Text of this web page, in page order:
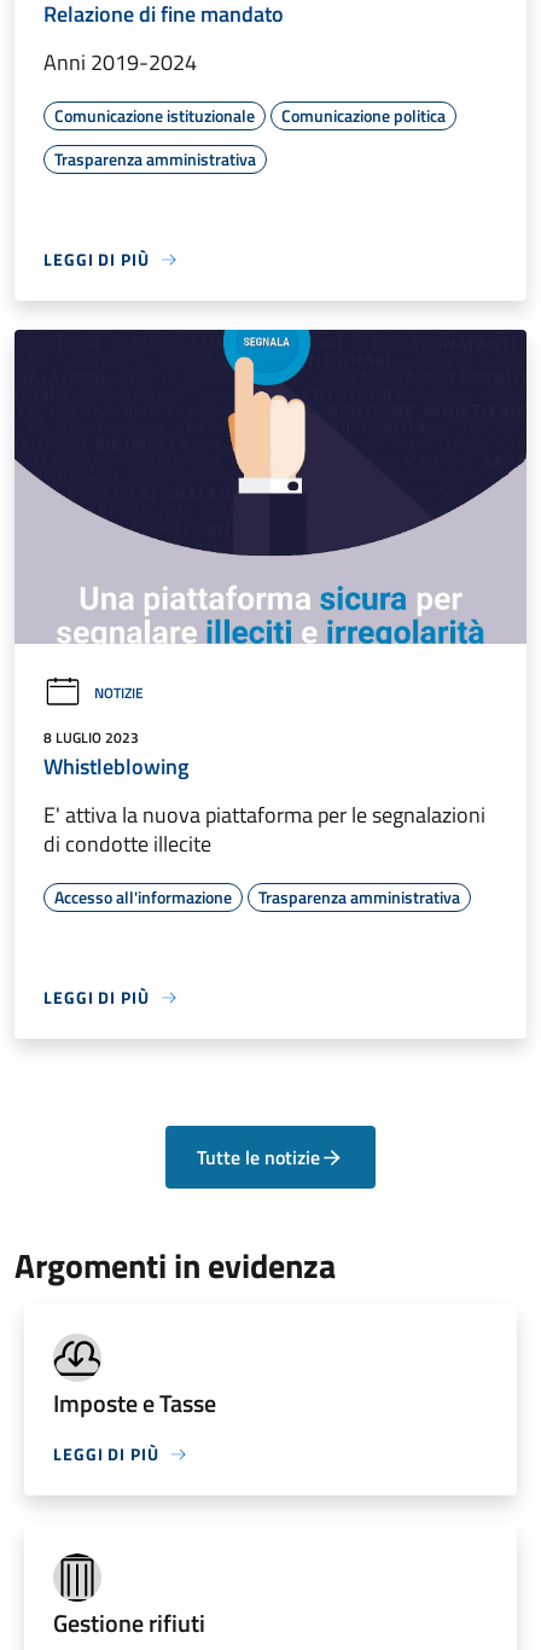
Relazione di fine mandato
Anni 2019-2024
Comunicazione istituzionale
Comunicazione politica
Trasparenza amministrativa
LEGGI DI PIÙ
NOTIZIE
8 LUGLIO 2023
Whistleblowing
E' attiva la nuova piattaforma per le segnalazioni
di condotte illecite
Accesso all'informazione Trasparenza amministrativa
LEGGI DI PIÙ
Tutte le notizie
Argomenti in evidenza
Imposte e Tasse
LEGGI DI PIÙ
Gestione rifiuti